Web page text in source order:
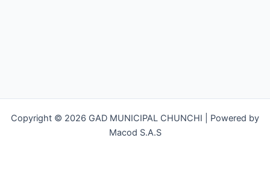
Copyright © 2026 GAD MUNICIPAL CHUNCHI | Powered by
Macod S.A.S